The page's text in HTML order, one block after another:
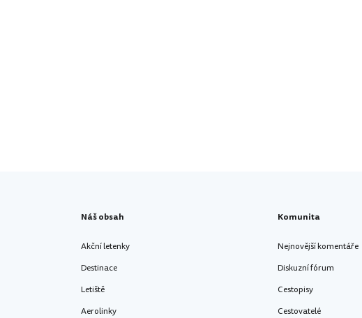
Náš obsah
Akční letenky
Destinace
Letiště
Aerolinky
Komunita
Nejnovější komentáře
Diskuzní fórum
Cestopisy
Cestovatelé